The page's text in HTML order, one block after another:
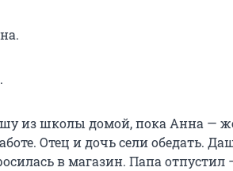
из школы домой, пока Анна —
Отец и дочь сели обедать.
в магазин. Папа отпустил